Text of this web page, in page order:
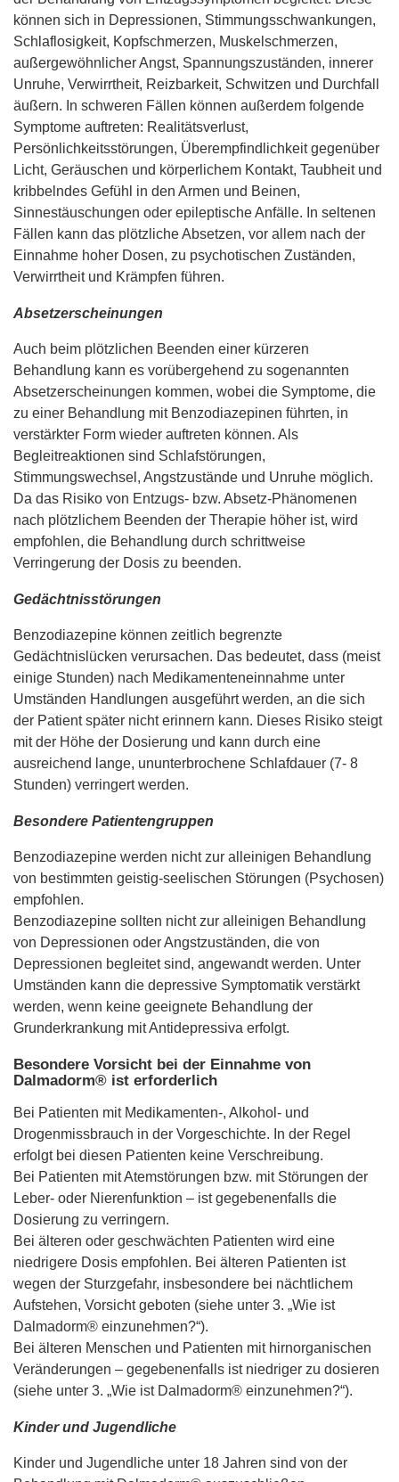
können sich in Depressionen, Stimmungsschwankungen,
Schlaflosigkeit, Kopfschmerzen, Muskelschmerzen,
außergewöhnlicher Angst, Spannungszuständen, innerer
Unruhe, Verwirrtheit, Reizbarkeit, Schwitzen und Durchfall
äußern. In schweren Fällen können außerdem folgende
Symptome auftreten: Realitätsverlust,
Persönlichkeitsstörungen, Überempfindlichkeit gegenüber
Licht, Geräuschen und körperlichem Kontakt, Taubheit und
kribbelndes Gefühl in den Armen und Beinen,
Sinnestäuschungen oder epileptische Anfälle. In seltenen
Fällen kann das plötzliche Absetzen, vor allem nach der
Einnahme hoher Dosen, zu psychotischen Zuständen,
Verwirrtheit und Krämpfen führen.
Absetzerscheinungen
Auch beim plötzlichen Beenden einer kürzeren
Behandlung kann es vorübergehend zu sogenannten
Absetzerscheinungen kommen, wobei die Symptome, die
zu einer Behandlung mit Benzodiazepinen führten, in
verstärkter Form wieder auftreten können. Als
Begleitreaktionen sind Schlafstörungen,
Stimmungswechsel, Angstzustände und Unruhe möglich.
Da das Risiko von Entzugs- bzw. Absetz-Phänomenen
nach plötzlichem Beenden der Therapie höher ist, wird
empfohlen, die Behandlung durch schrittweise
Verringerung der Dosis zu beenden.
Gedächtnisstörungen
Benzodiazepine können zeitlich begrenzte
Gedächtnislücken verursachen. Das bedeutet, dass (meist
einige Stunden) nach Medikamenteneinnahme unter
Umständen Handlungen ausgeführt werden, an die sich
der Patient später nicht erinnern kann. Dieses Risiko steigt
mit der Höhe der Dosierung und kann durch eine
ausreichend lange, ununterbrochene Schlafdauer (7- 8
Stunden) verringert werden.
Besondere Patientengruppen
Benzodiazepine werden nicht zur alleinigen Behandlung
von bestimmten geistig-seelischen Störungen (Psychosen)
empfohlen.
Benzodiazepine sollten nicht zur alleinigen Behandlung
von Depressionen oder Angstzuständen, die von
Depressionen begleitet sind, angewandt werden. Unter
Umständen kann die depressive Symptomatik verstärkt
werden, wenn keine geeignete Behandlung der
Grunderkrankung mit Antidepressiva erfolgt.
Besondere Vorsicht bei der Einnahme von
Dalmadorm® ist erforderlich
Bei Patienten mit Medikamenten-, Alkohol- und
Drogenmissbrauch in der Vorgeschichte. In der Regel
erfolgt bei diesen Patienten keine Verschreibung.
Bei Patienten mit Atemstörungen bzw. mit Störungen der
Leber- oder Nierenfunktion – ist gegebenenfalls die
Dosierung zu verringern.
Bei älteren oder geschwächten Patienten wird eine
niedrigere Dosis empfohlen. Bei älteren Patienten ist
wegen der Sturzgefahr, insbesondere bei nächtlichem
Aufstehen, Vorsicht geboten (siehe unter 3. „Wie ist
Dalmadorm® einzunehmen?“).
Bei älteren Menschen und Patienten mit hirnorganischen
Veränderungen – gegebenenfalls ist niedriger zu dosieren
(siehe unter 3. „Wie ist Dalmadorm® einzunehmen?“).
Kinder und Jugendliche
Kinder und Jugendliche unter 18 Jahren sind von der